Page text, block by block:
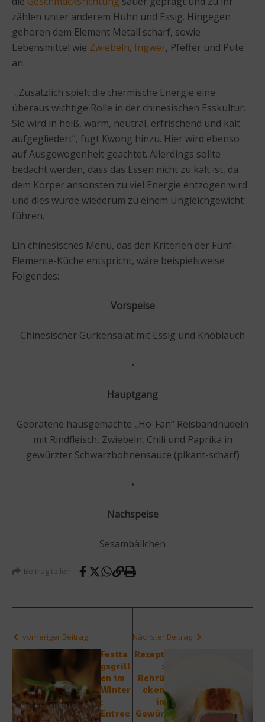
zählen unter anderem Huhn und Essig. Hingegen
gehören dem Element Metall scharf, sowie
Lebensmittel wie Zwiebeln, Ingwer, Pfeffer und Pute
an.
„Zusätzlich spielt die thermische Energie eine
überaus wichtige Rolle in der chinesischen Esskultur.
Sie wird in heiß, warm, neutral, erfrischend und kalt
aufgegliedert“, fügt Kwong hinzu. Hier wird ebenso
auf Ausgewogenheit geachtet. Allerdings sollte
bedacht werden, dass das Essen nicht zu kalt ist, da
dem Körper ansonsten zu viel Energie entzogen wird
und dies würde wiederum zu einem Ungleichgewicht
führen.
Ein chinesisches Menü, das den Kriterien der Fünf-
Elemente-Küche entspricht, wäre beispielsweise
Folgendes:
Vorspeise
Chinesischer Gurkensalat mit Essig und Knoblauch
•
Hauptgang
Gebratene hausgemachte „Ho-Fan“ Reisbandnudeln
mit Rindfleisch, Zwiebeln, Chili und Paprika in
gewürzter Schwarzbohnensauce (pikant-scharf)
•
Nachspeise
Sesambällchen
Beitrag teilen
vorheriger Beitrag
Festta
gsgrill
en im
Winter
:
Entrec
Nächster Beitrag
Rezept
:
Rehrü
cken
in
Gewür